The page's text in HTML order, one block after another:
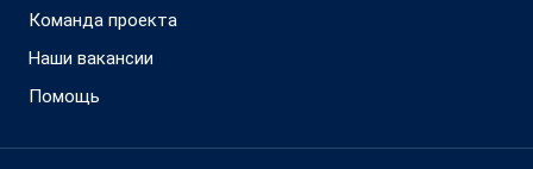
Команда проекта
Наши вакансии
Помощь